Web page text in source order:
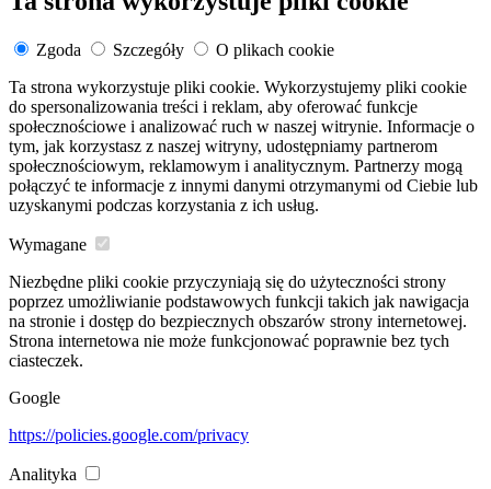
Zgoda Szczegóły
O plikach cookie
Ta strona wykorzystuje pliki cookie. Wykorzystujemy pliki cookie
do spersonalizowania treści i reklam, aby oferować funkcje
społecznościowe i analizować ruch w naszej witrynie. Informacje o
tym, jak korzystasz z naszej witryny, udostępniamy partnerom
społecznościowym, reklamowym i analitycznym. Partnerzy mogą
połączyć te informacje z innymi danymi otrzymanymi od Ciebie lub
uzyskanymi podczas korzystania z ich usług.
Wymagane
Niezbędne pliki cookie przyczyniają się do użyteczności strony
poprzez umożliwianie podstawowych funkcji takich jak nawigacja
na stronie i dostęp do bezpiecznych obszarów strony internetowej.
Strona internetowa nie może funkcjonować poprawnie bez tych
ciasteczek.
Google
https://policies.google.com/privacy
Analityka